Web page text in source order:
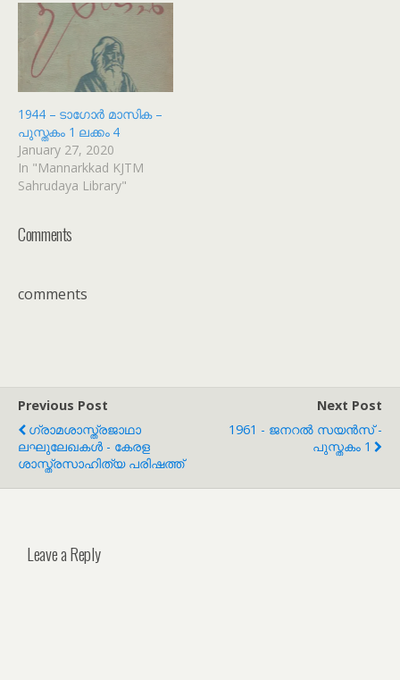
1944 – ടാഗോർ മാസിക –
പുസ്തകം 1 ലക്കം 4
January 27, 2020
In "Mannarkkad KJTM
Sahrudaya Library"
Comments
comments
Previous Post
ഗ്രാമശാസ്ത്രജാഥാ
ലഘുലേഖകൾ - കേരള
ശാസ്ത്രസാഹിത്യ പരിഷത്ത്
Next Post
1961 - ജനറൽ സയൻസ് -
പുസ്തകം 1
Leave a Reply